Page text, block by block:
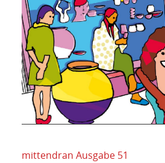
mittendran Ausgabe 51